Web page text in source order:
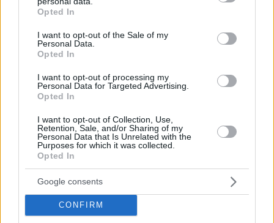
grant or deny consent to Google and its third-party tags to
use your data for below specified purposes in below Google
consent section.
Opted In
I want to opt-out of the Sale of my
Personal Data.
Opted In
I want to opt-out of processing my
Personal Data for Targeted Advertising.
Opted In
I want to opt-out of Collection, Use,
Retention, Sale, and/or Sharing of my
Personal Data that Is Unrelated with the
Purposes for which it was collected.
Opted In
Google consents
CONFIRM